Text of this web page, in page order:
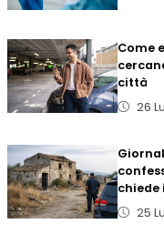
Come
città
26
chiede
25